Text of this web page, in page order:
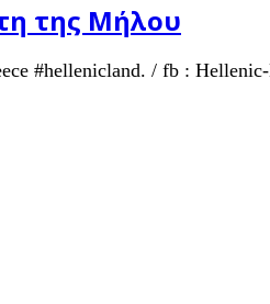
της Μήλου
#hellenicland. / fb :